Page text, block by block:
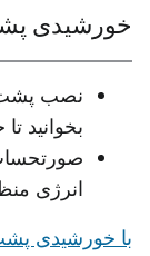
خورشیدی
نصب پشت
بخوانید
انرژی
با خورشیدی